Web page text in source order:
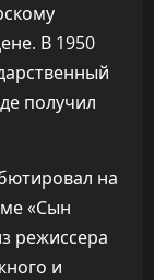
В 1950
получил
на
«Сын
режиссера
и